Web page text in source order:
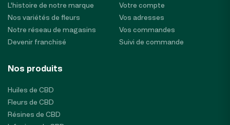
L'histoire de notre marque
Nos variétés de fleurs
Notre réseau de magasins
Devenir franchisé
Votre compte
Vos adresses
Vos commandes
Suivi de commande
Nos produits
Huiles de CBD
Fleurs de CBD
Résines de CBD